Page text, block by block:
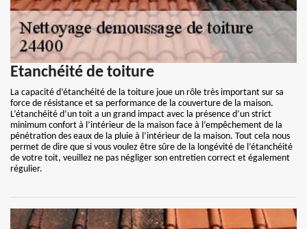
Etanchéité de toiture
La capacité d’étanchéité de la toiture joue un rôle très important sur sa
force de résistance et sa performance de la couverture de la maison.
L’étanchéité d’un toit a un grand impact avec la présence d’un strict
minimum confort à l’intérieur de la maison face à l’empêchement de la
pénétration des eaux de la pluie à l’intérieur de la maison. Tout cela nous
permet de dire que si vous voulez être sûre de la longévité de l’étanchéité
de votre toit, veuillez ne pas négliger son entretien correct et également
régulier.